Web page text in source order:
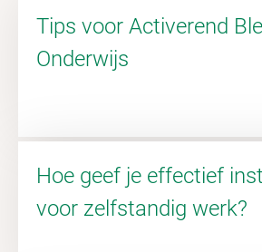
Tips voor Activerend
Onderwijs
Hoe geef je effectief
voor zelfstandig werk?